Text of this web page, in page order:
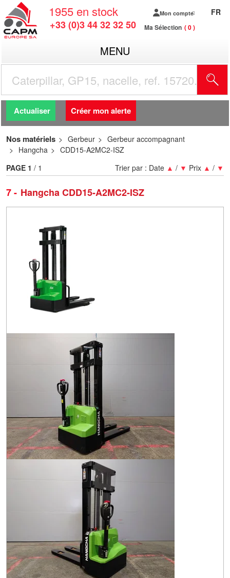
1955 en stock
+33 (0)3 44 32 32 50
Mon compte
Ma Sélection 0
FR
MENU
Actualiser Créer mon alerte
Nos matériels Gerbeur
Gerbeur accompagnant
Hangcha
CDD15-A2MC2-ISZ
7 Hangcha CDD15-A2MC2-ISZ
Trier par : Date ▲ / ▼ Prix ▲ / ▼
PAGE 1 / 1